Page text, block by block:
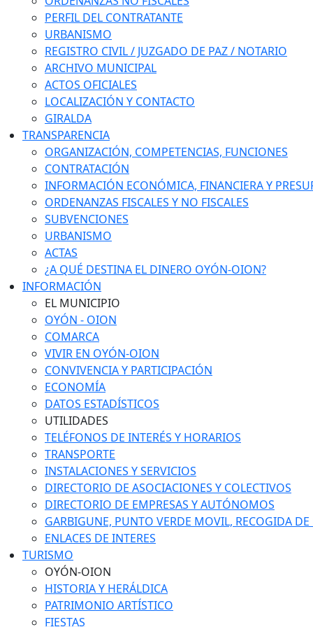
PERFIL DEL CONTRATANTE
URBANISMO
REGISTRO CIVIL / JUZGADO DE PAZ / NOTARIO
ARCHIVO MUNICIPAL
ACTOS OFICIALES
LOCALIZACIÓN Y CONTACTO
GIRALDA
TRANSPARENCIA
ORGANIZACIÓN, COMPETENCIAS, FUNCIONES
CONTRATACIÓN
INFORMACIÓN ECONÓMICA, FINANCIERA Y
ORDENANZAS FISCALES Y NO FISCALES
SUBVENCIONES
URBANISMO
ACTAS
¿A QUÉ DESTINA EL DINERO OYÓN-OION?
INFORMACIÓN
EL MUNICIPIO
OYÓN - OION
COMARCA
VIVIR EN OYÓN-OION
CONVIVENCIA Y PARTICIPACIÓN
ECONOMÍA
DATOS ESTADÍSTICOS
UTILIDADES
TELÉFONOS DE INTERÉS Y HORARIOS
TRANSPORTE
INSTALACIONES Y SERVICIOS
DIRECTORIO DE ASOCIACIONES Y COLECTIVOS
DIRECTORIO DE EMPRESAS Y AUTÓNOMOS
GARBIGUNE, PUNTO VERDE MOVIL, RECOGIDA DE
ENLACES DE INTERES
TURISMO
OYÓN-OION
HISTORIA Y HERÁLDICA
PATRIMONIO ARTÍSTICO
FIESTAS